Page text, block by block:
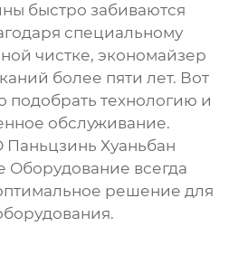
быстро забиваются
специальному
чистке, экономайзер
более пяти лет. Вот
подобрать технологию и
обслуживание.
Хуаньбан
всегда
решение для